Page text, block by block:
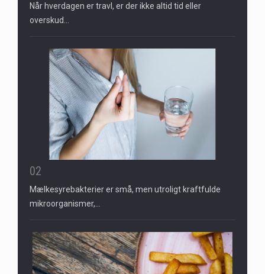
Når hverdagen er travl, er der ikke altid tid eller
overskud…
02
Mælkesyrebakterier er små, men utroligt kraftfulde
mikroorganismer,…